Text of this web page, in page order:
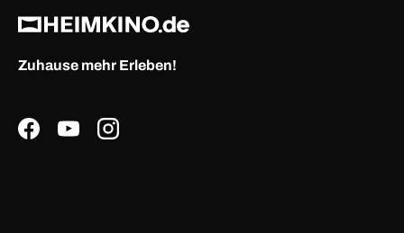
Zuhause mehr Erleben!
FacebookYouTubeInstagram